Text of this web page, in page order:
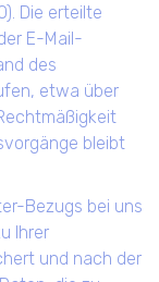
Die erteilte
E-Mail-
des
etwa über
bleibt
Bezugs bei uns
Ihrer
und nach der